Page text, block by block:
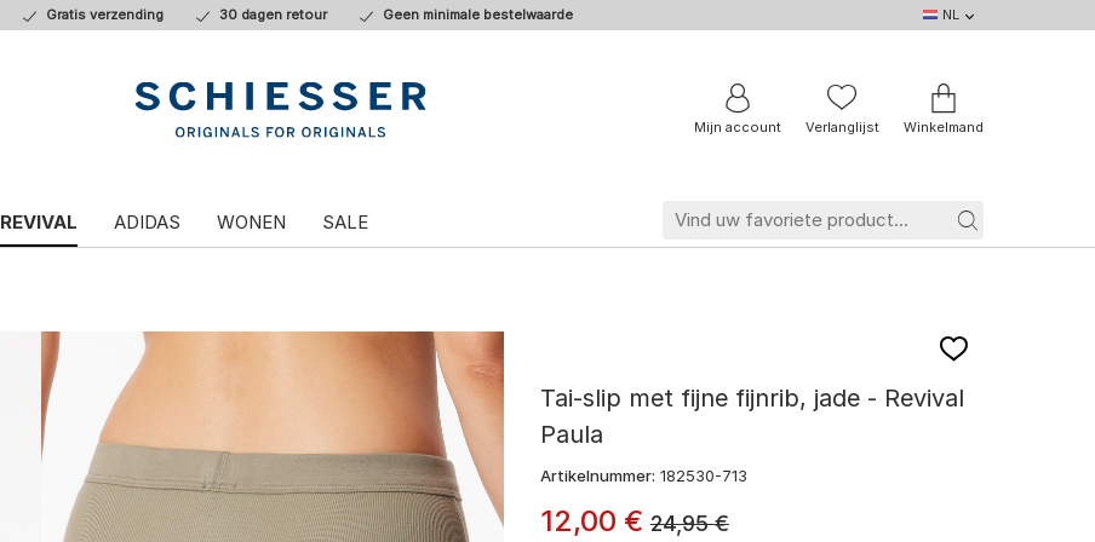
Gratis verzending 30 dagen retour Geen minimale bestelwaarde
NL
DE
NL
BE
FR
Mijn account Verlanglijst Winkelmand
REVIVAL ADIDAS WONEN SALE
Tai-slip met fijne fijnrib, jade - Revival
Paula
Artikelnummer: 182530-713
12,00 €24,95€